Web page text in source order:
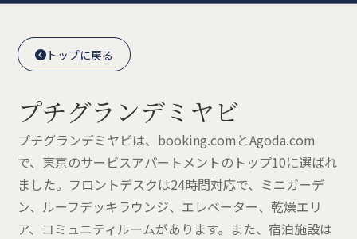
鍵と保険について
自転車登録
English
 トップに戻る
トップに戻る
プチグランデミヤビ
プチグランデミヤビは、booking.comとAgoda.com
で、東京のサービスアパートメントのトップ10に選ばれ
ました。フロントデスクは24時間対応で、ミニガーデ
ン、ルーフデッキラウンジ、エレベーター、乾燥エリ
ア、コミュニティルームがあります。また、宿泊施設は